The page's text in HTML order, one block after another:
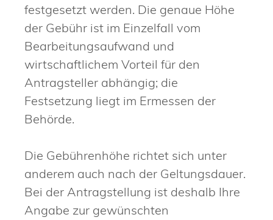
festgesetzt werden. Die genaue Höhe
der Gebühr ist im Einzelfall vom
Bearbeitungsaufwand und
wirtschaftlichem Vorteil für den
Antragsteller abhängig; die
Festsetzung liegt im Ermessen der
Behörde.
Die Gebührenhöhe richtet sich unter
anderem auch nach der Geltungsdauer.
Bei der Antragstellung ist deshalb Ihre
Angabe zur gewünschten